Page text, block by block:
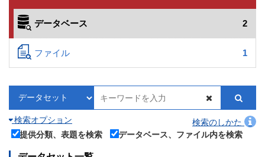
データベース 2
ファイル 1
検索オプション
検索のしかた
提供分類、表題を検索
データベース、ファイル内を検索